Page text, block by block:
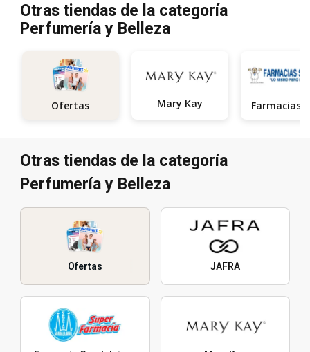
Otras tiendas de la categoría
Perfumería y Belleza
Ofertas Mary Kay
Otras tiendas de la categoría
Perfumería y Belleza
Ofertas JAFRA